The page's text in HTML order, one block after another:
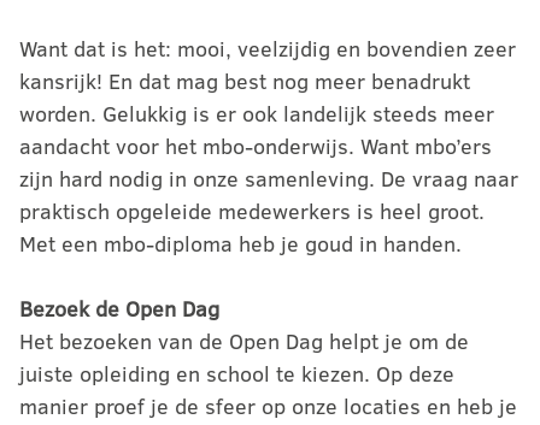
Want dat is het: mooi, veelzijdig en bovendien zeer
kansrijk! En dat mag best nog meer benadrukt
worden. Gelukkig is er ook landelijk steeds meer
aandacht voor het mbo-onderwijs. Want mbo’ers
zijn hard nodig in onze samenleving. De vraag naar
praktisch opgeleide medewerkers is heel groot.
Met een mbo-diploma heb je goud in handen.
Bezoek de Open Dag
Het bezoeken van de Open Dag helpt je om de
juiste opleiding en school te kiezen. Op deze
manier proef je de sfeer op onze locaties en heb je